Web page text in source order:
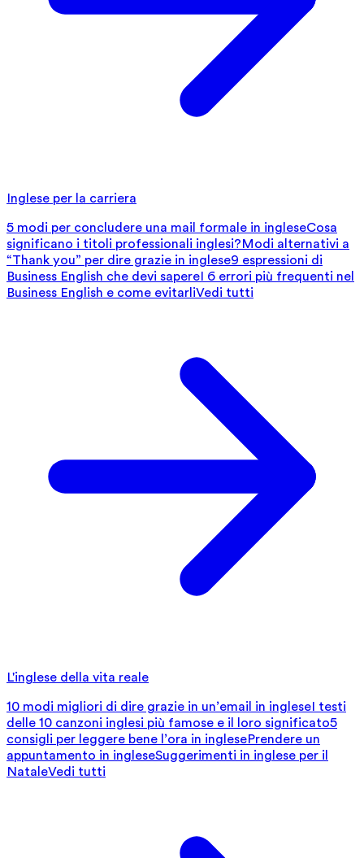
Inglese per la carriera
5 modi per concludere una mail formale in ingleseCosa
significano i titoli professionali inglesi?Modi alternativi a
“Thank you” per dire grazie in inglese9 espressioni di
Business English che devi sapereI 6 errori più frequenti nel
Business English e come evitarliVedi tutti
L'inglese della vita reale
10 modi migliori di dire grazie in un’email in ingleseI testi
delle 10 canzoni inglesi più famose e il loro significato5
consigli per leggere bene l’ora in inglesePrendere un
appuntamento in ingleseSuggerimenti in inglese per il
NataleVedi tutti